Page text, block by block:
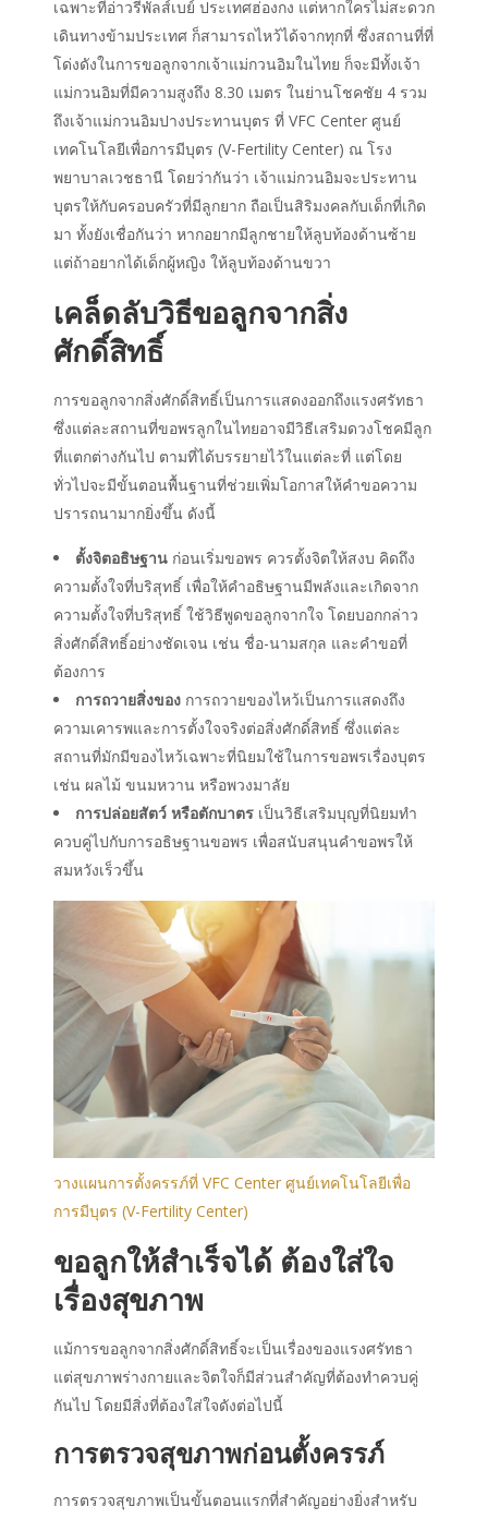
เฉพาะที่อ่าวรีพัลส์เบย์ ประเทศฮ่องกง แต่หากใครไม่สะดวก
เดินทางข้ามประเทศ ก็สามารถไหว้ได้จากทุกที่ ซึ่งสถานที่ที่
โด่งดังในการขอลูกจากเจ้าแม่กวนอิมในไทย ก็จะมีทั้งเจ้า
แม่กวนอิมที่มีความสูงถึง 8.30 เมตร ในย่านโชคชัย 4 รวม
ถึงเจ้าแม่กวนอิมปางประทานบุตร ที่ VFC Center ศูนย์
เทคโนโลยีเพื่อการมีบุตร (V-Fertility Center) ณ โรง
พยาบาลเวชธานี โดยว่ากันว่า เจ้าแม่กวนอิมจะประทาน
บุตรให้กับครอบครัวที่มีลูกยาก ถือเป็นสิริมงคลกับเด็กที่เกิด
มา ทั้งยังเชื่อกันว่า หากอยากมีลูกชายให้ลูบท้องด้านซ้าย
แต่ถ้าอยากได้เด็กผู้หญิง ให้ลูบท้องด้านขวา
เคล็ดลับวิธีขอลูกจากสิ่ง
ศักดิ์สิทธิ์
การขอลูกจากสิ่งศักดิ์สิทธิ์เป็นการแสดงออกถึงแรงศรัทธา
ซึ่งแต่ละสถานที่ขอพรลูกในไทยอาจมีวิธีเสริมดวงโชคมีลูก
ที่แตกต่างกันไป ตามที่ได้บรรยายไว้ในแต่ละที่ แต่โดย
ทั่วไปจะมีขั้นตอนพื้นฐานที่ช่วยเพิ่มโอกาสให้คำขอความ
ปรารถนามากยิ่งขึ้น ดังนี้
ตั้งจิตอธิษฐาน ก่อนเริ่มขอพร ควรตั้งจิตให้สงบ คิดถึง
ความตั้งใจที่บริสุทธิ์ เพื่อให้คำอธิษฐานมีพลังและเกิดจาก
ความตั้งใจที่บริสุทธิ์ ใช้วิธีพูดขอลูกจากใจ โดยบอกกล่าว
สิ่งศักดิ์สิทธิ์อย่างชัดเจน เช่น ชื่อ-นามสกุล และคำขอที่
ต้องการ
การถวายสิ่งของ การถวายของไหว้เป็นการแสดงถึง
ความเคารพและการตั้งใจจริงต่อสิ่งศักดิ์สิทธิ์ ซึ่งแต่ละ
สถานที่มักมีของไหว้เฉพาะที่นิยมใช้ในการขอพรเรื่องบุตร
เช่น ผลไม้ ขนมหวาน หรือพวงมาลัย
การปล่อยสัตว์ หรือตักบาตร เป็นวิธีเสริมบุญที่นิยมทำ
ควบคู่ไปกับการอธิษฐานขอพร เพื่อสนับสนุนคำขอพรให้
สมหวังเร็วขึ้น
วางแผนการตั้งครรภ์ที่ VFC Center ศูนย์เทคโนโลยีเพื่อ
การมีบุตร (V-Fertility Center)
ขอลูกให้สำเร็จได้ ต้องใส่ใจ
เรื่องสุขภาพ
แม้การขอลูกจากสิ่งศักดิ์สิทธิ์จะเป็นเรื่องของแรงศรัทธา
แต่สุขภาพร่างกายและจิตใจก็มีส่วนสำคัญที่ต้องทำควบคู่
กันไป โดยมีสิ่งที่ต้องใส่ใจดังต่อไปนี้
การตรวจสุขภาพก่อนตั้งครรภ์
การตรวจสุขภาพเป็นขั้นตอนแรกที่สำคัญอย่างยิ่งสำหรับ